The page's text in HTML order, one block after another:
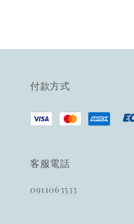
付款方式
客服電話
0911063533